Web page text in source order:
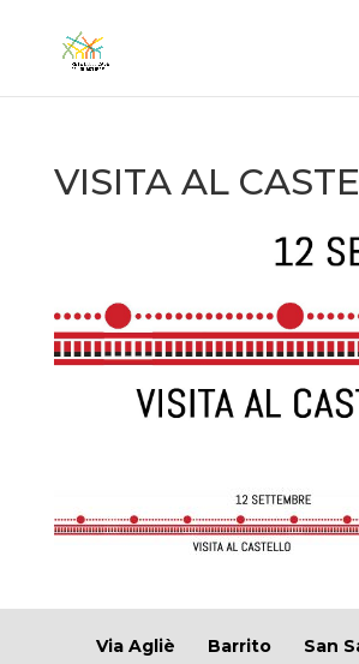
VISITA AL
Via Agliè Barrito
San